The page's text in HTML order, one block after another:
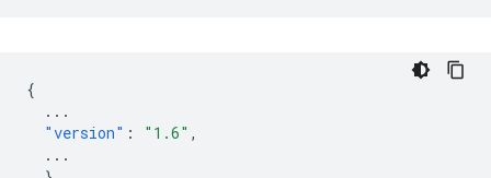
{
...
"version" : "1.6" ,
...